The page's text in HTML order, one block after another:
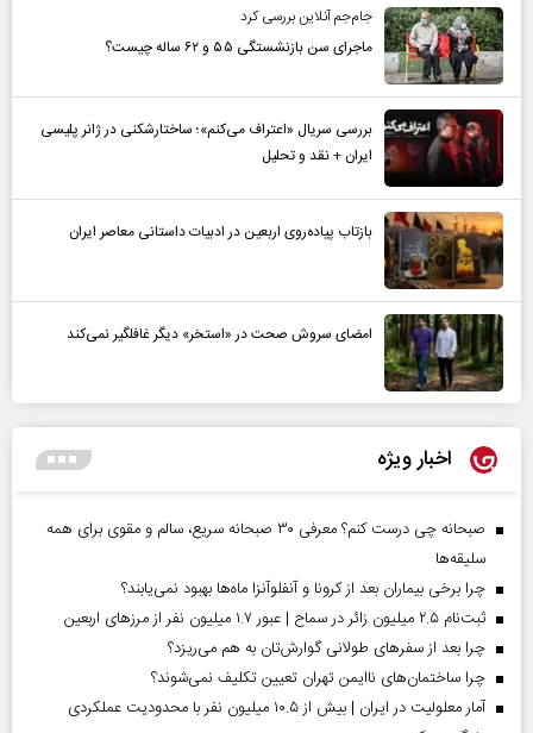
جام‌جم آنلاین بررسی کرد
ماجرای سن بازنشستگی ۵۵ و ۶۲ ساله چیست؟
بررسی سریال «اعتراف می‌کنم»؛ ساختارشکنی در ژانر پلیسی
ایران + نقد و تحلیل
بازتاب پیاده‌روی اربعین در ادبیات داستانی معاصر ایران
امضای سروش صحت در «استخر» دیگر غافلگیر نمی‌کند
اخبار ویژه
صبحانه چی درست کنم؟ معرفی ۳۰ صبحانه سریع، سالم و مقوی برای همه
سلیقه‌ها
چرا برخی بیماران بعد از کرونا و آنفلوآنزا ماه‌ها بهبود نمی‌یابند؟
ثبت‌نام ۲.۵ میلیون زائر در سماح | عبور ۱.۷ میلیون نفر از مرز‌های اربعین
چرا بعد از سفرهای طولانی گوارش‌تان به هم می‌ریزد؟
چرا ساختمان‌های ناایمن تهران تعیین تکلیف نمی‌شوند؟
آمار معلولیت در ایران | بیش از ۱۰.۵ میلیون نفر با محدودیت عملکردی